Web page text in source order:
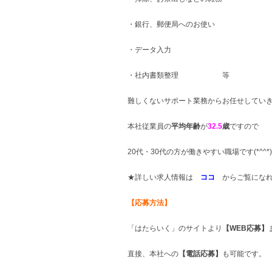
・銀行、郵便局へのお使い
・データ入力
・社内書類整理 等
難しくないサポート業務からお任せしてい
本社従業員の平均年齢が32.5歳ですので
20代・30代の方が働きやすい職場です(*^^*)
★詳しい求人情報は ココ からご覧になれ
【応募方法】
「はたらいく」のサイトより 【WEB応募】
直接、本社への【電話応募】 も可能です。